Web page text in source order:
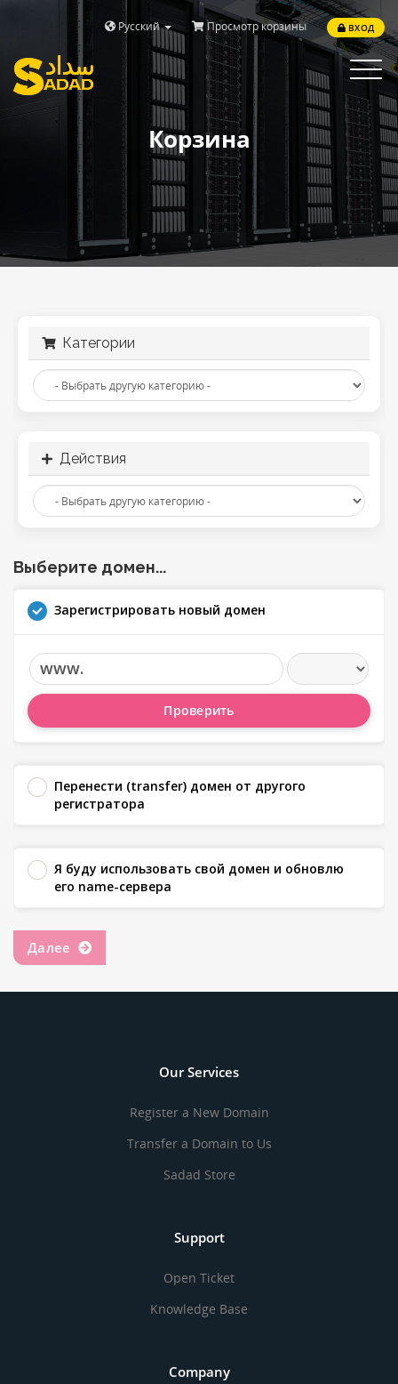
Русский Просмотр корзины ВХОД
Toggle
Корзина
Категории
Действия
Выберите домен...
Зарегистрировать новый домен
www.
Проверить
Перенести (transfer) домен от другого
регистратора
Я буду использовать свой домен и обновлю
его name-сервера
Далее
Our Services
Register a New Domain
Transfer a Domain to Us
Sadad Store
Support
Open Ticket
Knowledge Base
Company